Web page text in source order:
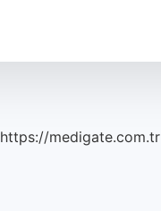
https://medigate.com.tr